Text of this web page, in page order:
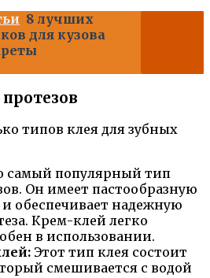
8 лучших
для кузова
типов клея для зубных
самый популярный тип
Он имеет пастообразную
обеспечивает надежную
Крем-клей легко
в использовании.
Этот тип клея состоит
смешивается с водой